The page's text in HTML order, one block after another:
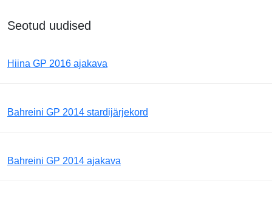
Seotud uudised
Hiina GP 2016 ajakava
Bahreini GP 2014 stardijärjekord
Bahreini GP 2014 ajakava